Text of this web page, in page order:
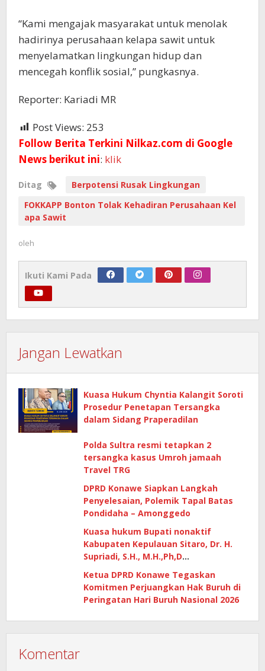
“Kami mengajak masyarakat untuk menolak
hadirinya perusahaan kelapa sawit untuk
menyelamatkan lingkungan hidup dan
mencegah konflik sosial,” pungkasnya.
Reporter: Kariadi MR
Post Views: 253
Follow Berita Terkini Nilkaz.com di Google
News berikut ini: klik
Ditag
Berpotensi Rusak Lingkungan
FOKKAPP Bonton Tolak Kehadiran Perusahaan Kel
apa Sawit
oleh
Ikuti Kami Pada
Jangan Lewatkan
Kuasa Hukum Chyntia Kalangit Soroti
Prosedur Penetapan Tersangka
dalam Sidang Praperadilan
Polda Sultra resmi tetapkan 2
tersangka kasus Umroh jamaah
Travel TRG
DPRD Konawe Siapkan Langkah
Penyelesaian, Polemik Tapal Batas
Pondidaha – Amonggedo
Kuasa hukum Bupati nonaktif
Kabupaten Kepulauan Sitaro, Dr. H.
Supriadi, S.H., M.H.,Ph,D
kerugian negara
Ketua DPRD Konawe Tegaskan
Komitmen Perjuangkan Hak Buruh di
Peringatan Hari Buruh Nasional 2026
Komentar